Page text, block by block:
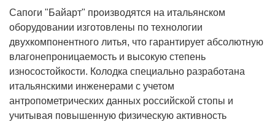
Сапоги "Байарт" производятся на итальянском
оборудовании изготовлены по технологии
двухкомпонентного литья, что гарантирует абсолютную
влагонепроницаемость и высокую степень
износостойкости. Колодка специально разработана
итальянскими инженерами с учетом
антропометрических данных российской стопы и
учитывая повышенную физическую активность